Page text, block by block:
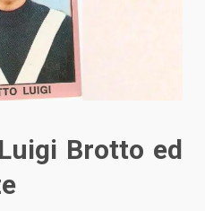
Brotto ed